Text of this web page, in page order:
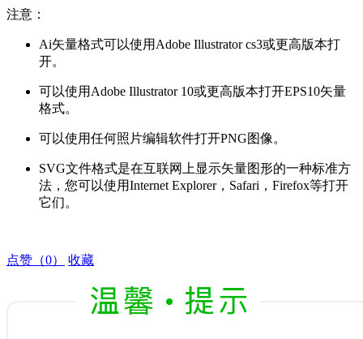
注意：
Ai矢量格式可以使用Adobe Illustrator cs3或更高版本打
开。
可以使用Adobe Illustrator 10或更高版本打开EPS10矢量
格式。
可以使用任何照片编辑软件打开PNG图像。
SVG文件格式是在互联网上显示矢量图形的一种标准方
法，您可以使用Internet Explorer，Safari，Firefox等打开
它们。
点赞 （0） 收藏